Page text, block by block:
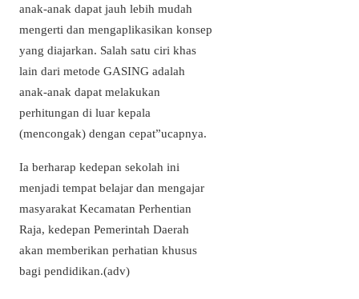
anak-anak dapat jauh lebih mudah
mengerti dan mengaplikasikan konsep
yang diajarkan. Salah satu ciri khas
lain dari metode GASING adalah
anak-anak dapat melakukan
perhitungan di luar kepala
(mencongak) dengan cepat”ucapnya.
Ia berharap kedepan sekolah ini
menjadi tempat belajar dan mengajar
masyarakat Kecamatan Perhentian
Raja, kedepan Pemerintah Daerah
akan memberikan perhatian khusus
bagi pendidikan.(adv)